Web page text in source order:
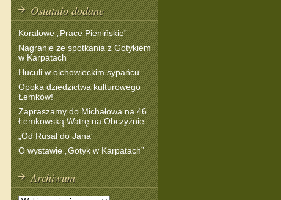
Ostatnio dodane
Koralowe „Prace Pienińskie”
Nagranie ze spotkania z Gotykiem
w Karpatach
Huculi w olchowieckim sypańcu
Opoka dziedzictwa kulturowego
Łemków!
Zapraszamy do Michałowa na 46.
Łemkowską Watrę na Obczyźnie
„Od Rusal do Jana”
O wystawie „Gotyk w Karpatach”
Archiwum